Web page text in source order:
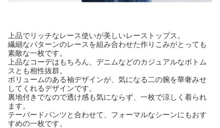
上品でリッチなレース使いが美しいレーストップス。
繊細なパターンのレースを組み合わせた作りこみがとっても
素敵な一枚です。
上品なコーデはもちろん、デニムなどのカジュアルなボトム
スとも相性抜群。
ボリュームのある袖デザインが、気になる二の腕を華奢みせ
してくれるデザインです。
裏地付きでなので透け感も気にならず、一枚で涼しく着られ
ます。
テーパードパンツと合わせて、フォーマルなシーンにもおす
すめの一枚です。